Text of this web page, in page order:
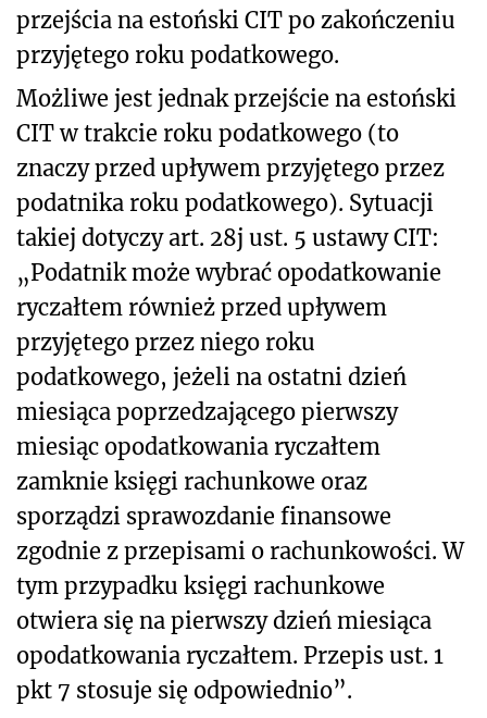
przejścia na estoński CIT po zakończeniu
przyjętego roku podatkowego.
Możliwe jest jednak przejście na estoński
CIT w trakcie roku podatkowego (to
znaczy przed upływem przyjętego przez
podatnika roku podatkowego). Sytuacji
takiej dotyczy art. 28j ust. 5 ustawy CIT:
„Podatnik może wybrać opodatkowanie
ryczałtem również przed upływem
przyjętego przez niego roku
podatkowego, jeżeli na ostatni dzień
miesiąca poprzedzającego pierwszy
miesiąc opodatkowania ryczałtem
zamknie księgi rachunkowe oraz
sporządzi sprawozdanie finansowe
zgodnie z przepisami o rachunkowości. W
tym przypadku księgi rachunkowe
otwiera się na pierwszy dzień miesiąca
opodatkowania ryczałtem. Przepis ust. 1
pkt 7 stosuje się odpowiednio”.